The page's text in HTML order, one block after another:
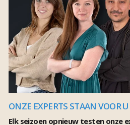
ONZE EXPERTS STAAN VOOR
Elk seizoen opnieuw testen onze